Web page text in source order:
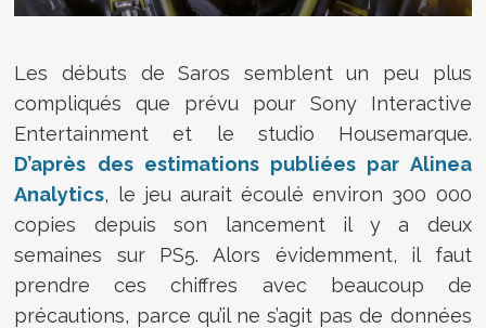
Les débuts deSaros semblent un peu plus
compliqués que prévu pour Sony Interactive
Entertainment et le studio Housemarque.
D’après des estimations publiées par Alinea
Analytics, le jeu aurait écoulé environ 300 000
copies depuis son lancement il y a deux
semaines sur PS5. Alors évidemment, il faut
prendre ces chiffres avec beaucoup de
précautions, parce qu’il ne s’agit pas de données